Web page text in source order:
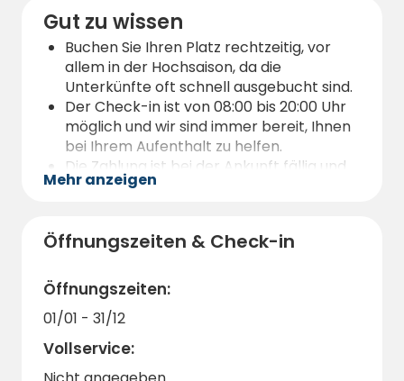
Gut zu wissen
Buchen Sie Ihren Platz rechtzeitig, vor
allem in der Hochsaison, da die
Unterkünfte oft schnell ausgebucht sind.
Der Check-in ist von 08:00 bis 20:00 Uhr
möglich und wir sind immer bereit, Ihnen
bei Ihrem Aufenthalt zu helfen.
Die Zahlung ist bei der Ankunft fällig und
wir bieten flexible
stets an der Leine geführt werden.
Einrichtungen wie eine
Fischreinigungsstation, Toiletten und
Duschen sowie eine Grillbar, die leichte
Mahlzeiten serviert.
Mehr anzeigen
Öffnungszeiten & Check-in
Öffnungszeiten:
01/01 - 31/12
Vollservice: